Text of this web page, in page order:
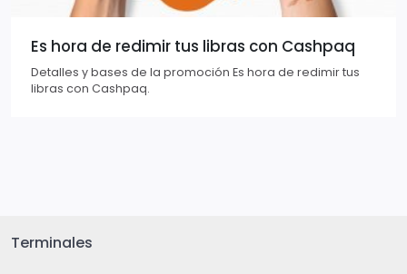
Es hora de redimir tus libras con Cashpaq
Detalles y bases de la promoción Es hora de redimir tus
libras con Cashpaq.
Terminales